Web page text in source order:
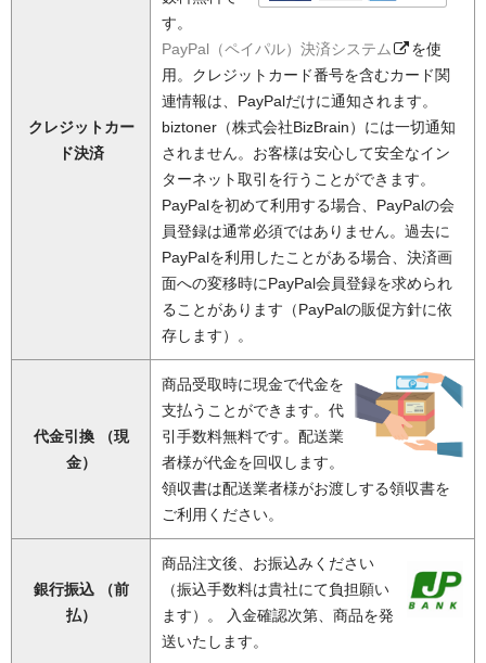
クレジットカー
ド決済
す。
PayPal（ペイパル）決済システム
を使
用。クレジットカード番号を含むカード関
連情報は、PayPalだけに通知されます。
biztoner（株式会社BizBrain）には一切通知
されません。お客様は安心して安全なイン
ターネット取引を行うことができます。
PayPalを初めて利用する場合、PayPalの会
員登録は通常必須ではありません。過去に
PayPalを利用したことがある場合、決済画
面への変移時にPayPal会員登録を求められ
ることがあります（PayPalの販促方針に依
存します）。
代金引換 （現
金）
商品受取時に現金で代金を
支払うことができます。代
引手数料無料です。配送業
者様が代金を回収します。
領収書は配送業者様がお渡しする領収書を
ご利用ください。
銀行振込 （前
払）
商品注文後、お振込みください
（振込手数料は貴社にて負担願い
ます）。 入金確認次第、商品を発
送いたします。